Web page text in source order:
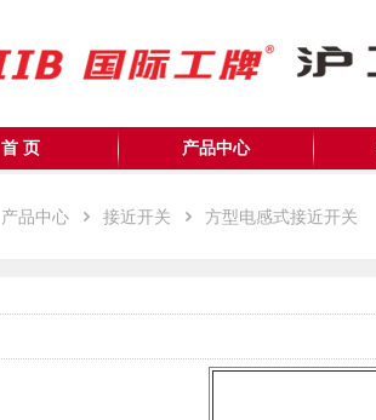
首 页 产品中心
产品中心 接近开关 方型电感式接近开关